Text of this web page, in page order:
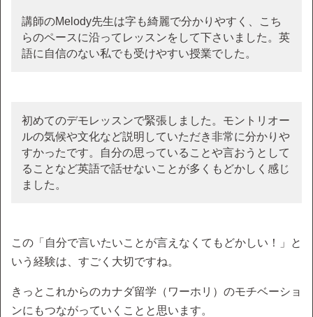
講師のMelody先生は字も綺麗で分かりやすく、こち
らのペースに沿ってレッスンをして下さいました。英
語に自信のない私でも受けやすい授業でした。
初めてのデモレッスンで緊張しました。モントリオー
ルの気候や文化など説明していただき非常に分かりや
すかったです。自分の思っていることや言おうとして
ることなど英語で話せないことが多くもどかしく感じ
ました。
この「自分で言いたいことが言えなくてもどかしい！」と
いう経験は、すごく大切ですね。
きっとこれからのカナダ留学（ワーホリ）のモチベーショ
ンにもつながっていくことと思います。